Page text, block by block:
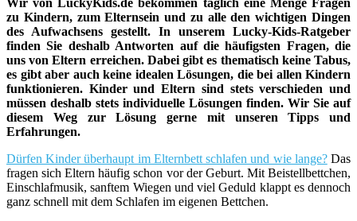
Wir von LuckyKids.de bekommen täglich eine Menge Fragen
zu Kindern, zum Elternsein und zu alle den wichtigen Dingen
des Aufwachsens gestellt. In unserem Lucky-Kids-Ratgeber
finden Sie deshalb Antworten auf die häufigsten Fragen, die
uns von Eltern erreichen. Dabei gibt es thematisch keine Tabus,
es gibt aber auch keine idealen Lösungen, die bei allen Kindern
funktionieren. Kinder und Eltern sind stets verschieden und
müssen deshalb stets individuelle Lösungen finden. Wir Sie auf
diesem Weg zur Lösung gerne mit unseren Tipps und
Erfahrungen.
Dürfen Kinder überhaupt im Elternbett schlafen und wie lange?Das
fragen sich Eltern häufig schon vor der Geburt. Mit Beistellbettchen,
Einschlafmusik, sanftem Wiegen und viel Geduld klappt es dennoch
ganz schnell mit dem Schlafen im eigenen Bettchen.